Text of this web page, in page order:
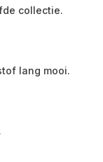
collectie.
lang mooi.